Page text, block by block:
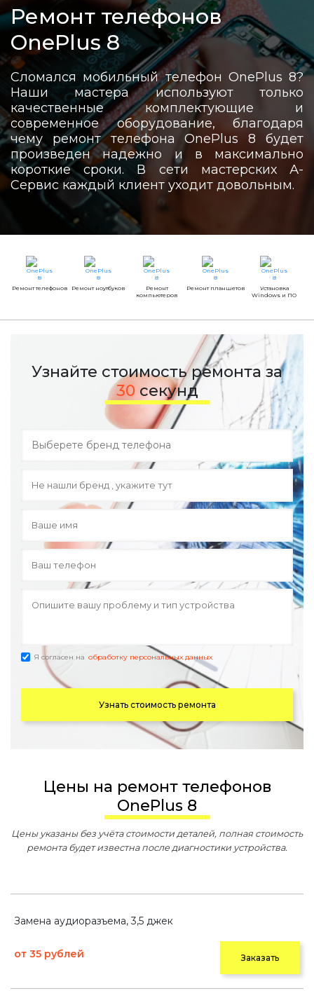
Ремонт телефонов
OnePlus 8
Сломался мобильный телефон OnePlus 8?
Наши мастера используют только
качественные комплектующие и
современное оборудование, благодаря
чему ремонт телефона OnePlus 8 будет
произведен надежно и в максимально
короткие сроки. В сети мастерских А-
Сервис каждый клиент уходит довольным.
Ремонт телефонов Ремонт ноутбуков
Ремонт
компьютеров
Ремонт планшетов
Установка
Windows и ПО
Узнайте стоимость ремонта за
30 секунд
Я согласен на обработку персональных данных
Узнать стоимость ремонта
Цены на ремонт телефонов
OnePlus 8
Цены указаны без учёта стоимости деталей, полная стоимость
ремонта будет известна после диагностики устройства.
Замена аудиоразъема, 3,5 джек
от 35 рублей Заказать